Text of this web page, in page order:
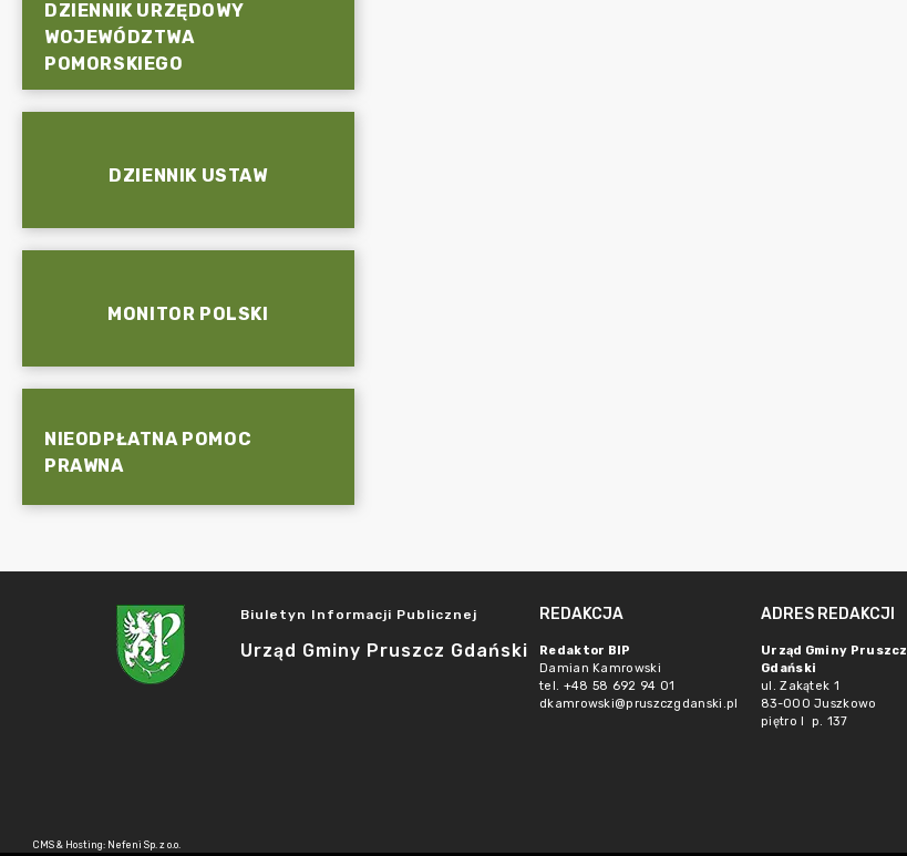
DZIENNIK URZĘDOWY
WOJEWÓDZTWA
POMORSKIEGO
DZIENNIK USTAW
MONITOR POLSKI
NIEODPŁATNA POMOC
PRAWNA
Biuletyn Informacji Publicznej
Urząd Gminy Pruszcz Gdański
REDAKCJA
Redaktor BIP
Damian Kamrowski
tel. +48 58 692 94 01
dkamrowski@pruszczgdanski.pl
ADRES REDAKCJI
Urząd Gminy Pruszcz
Gdański
ul. Zakątek 1
83-000 Juszkowo
piętro I p. 137
CMS & Hosting: Nefeni Sp. z o.o.